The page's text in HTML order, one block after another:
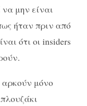
μην είναι
ήταν πριν από
ότι οι insiders
αρκούν μόνο